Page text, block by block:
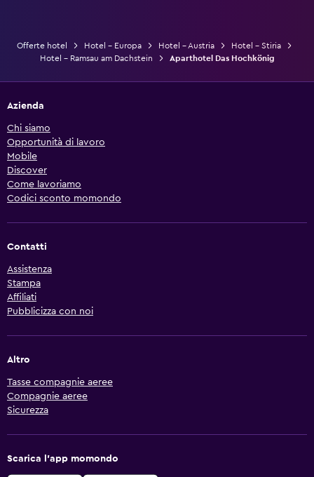
Offerte hotel Hotel - Europa Hotel - Austria
Hotel - Stiria
Hotel - Ramsau am Dachstein
Aparthotel Das Hochkönig
Azienda
Chi siamo
Opportunità di lavoro
Mobile
Discover
Come lavoriamo
Codici sconto momondo
Contatti
Assistenza
Stampa
Affiliati
Pubblicizza con noi
Altro
Tasse compagnie aeree
Compagnie aeree
Sicurezza
Scarica l'app momondo